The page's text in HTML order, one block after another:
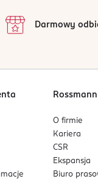
2
1
Darmowy
Rossmann
O firmie
Kariera
CSR
Ekspansja
Biuro